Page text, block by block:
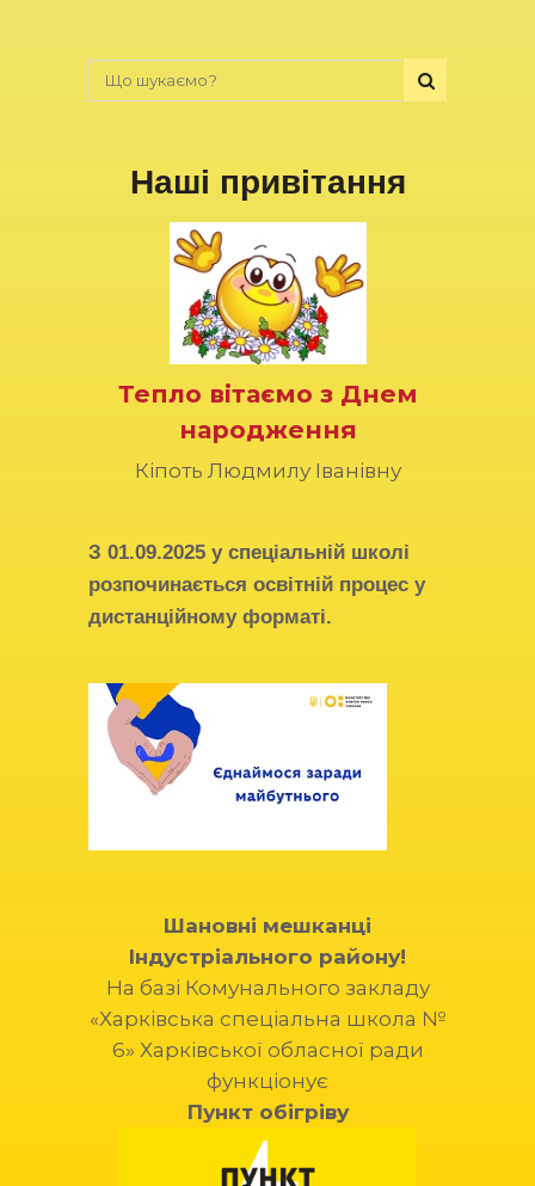
Наші привітання
Тепло вітаємо з Днем
народження
Кіпоть Людмилу Іванівну
З 01.09.2025 у спеціальній школі
розпочинається освітній процес у
дистанційному форматі.
Шановні мешканці
Індустріального району!
На базі Комунального закладу
«Харківська спеціальна школа №
6» Харківської обласної ради
функціонує
Пункт обігріву